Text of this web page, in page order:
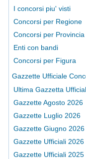
I concorsi piu' visti
Concorsi per Regione
Concorsi per Provincia
Enti con bandi
Concorsi per Figura
Gazzette Ufficiale
Ultima Gazzetta
Gazzette Agosto 2026
Gazzette Luglio 2026
Gazzette Giugno 2026
Gazzette Ufficiali 2026
Gazzette Ufficiali 2025